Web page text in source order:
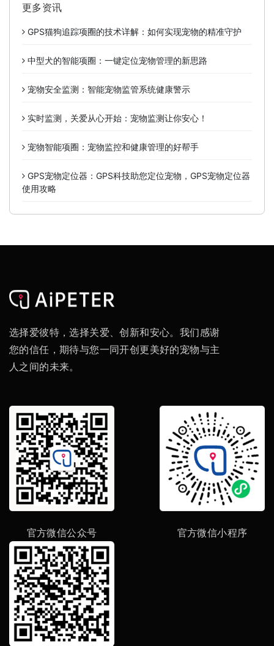
更多资讯
GPS猫狗追踪项圈的技术详解：如何实现宠物的精准守护
中型犬的智能项圈：一键定位宠物管理的新思路
宠物安全监测：智能宠物监管系统健康警示
实时监测，关爱从心开始：宠物监测让你安心！
宠物智能项圈：宠物监控和健康管理的好帮手
GPS宠物定位器：GPS科技助您定位宠物，GPS宠物定位器
使用攻略
选择爱彼特，选择关爱、创新和安心。我们感谢
您的信任，期待与您一同开创更美好的宠物与主
人之间的未来。
官方微信公众号 官方微信小程序